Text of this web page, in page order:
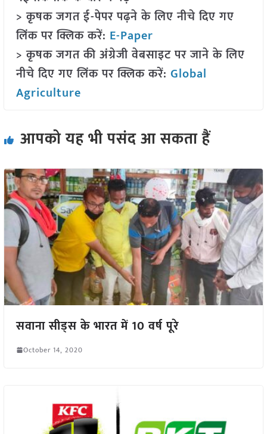
> कृषक जगत ई-पेपर पढ़ने के लिए नीचे दिए गए
लिंक पर क्लिक करें: E-Paper
> कृषक जगत की अंग्रेजी वेबसाइट पर जाने के लिए
नीचे दिए गए लिंक पर क्लिक करें: Global
Agriculture
आपको यह भी पसंद आ सकता हैं
सवाना सीड्स के भारत में 10 वर्ष पूरे
October 14, 2020